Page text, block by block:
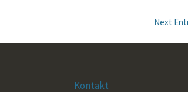
Next
Kontakt